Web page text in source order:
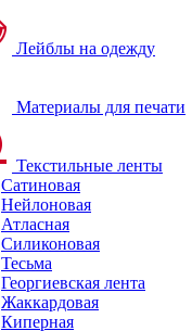
Лейблы на одежду
Материалы для печати
Текстильные ленты
Сатиновая
Нейлоновая
Атласная
Силиконовая
Тесьма
Георгиевская лента
Жаккардовая
Киперная